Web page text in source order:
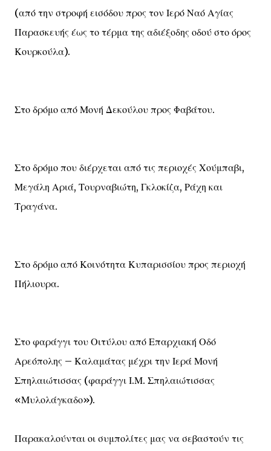
(από την στροφή εισόδου προς τον Ιερό Ναό Αγίας
Παρασκευής έως το τέρμα της αδιέξοδης οδού στο όρος
Κουρκούλα).
Στο δρόμο από Μονή Δεκούλου προς Φαβάτου.
Στο δρόμο που διέρχεται από τις περιοχές Χούμπαβι,
Μεγάλη Αριά, Τουρναβιώτη, Γκλοκίζα, Ράχη και
Τραγάνα.
Στο δρόμο από Κοινότητα Κυπαρισσίου προς περιοχή
Πήλιουρα.
Στο φαράγγι του Οιτύλου από Επαρχιακή Οδό
Αρεόπολης – Καλαμάτας μέχρι την Ιερά Μονή
Σπηλαιώτισσας (φαράγγι Ι.Μ. Σπηλαιώτισσας
«Μυλολάγκαδο»).
Παρακαλούνται οι συμπολίτες μας να σεβαστούν τις